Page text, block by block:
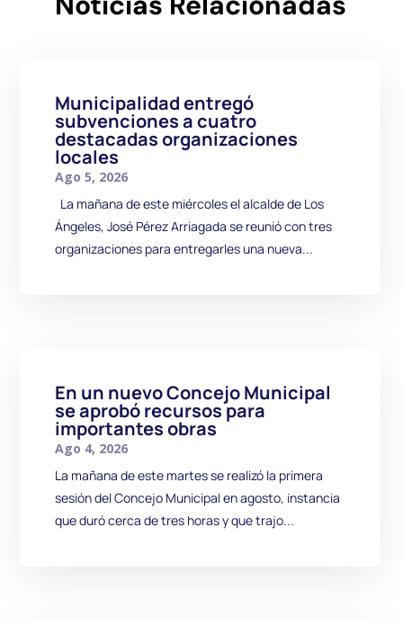
Municipalidad entregó
subvenciones a cuatro
destacadas organizaciones
locales
Ago 5, 2026
La mañana de este miércoles el alcalde de Los
Ángeles, José Pérez Arriagada se reunió con tres
organizaciones para entregarles una nueva...
En un nuevo Concejo Municipal
se aprobó recursos para
importantes obras
Ago 4, 2026
La mañana de este martes se realizó la primera
sesión del Concejo Municipal en agosto, instancia
que duró cerca de tres horas y que trajo...